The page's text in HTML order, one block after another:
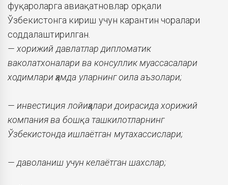
фуқароларга авиақатновлар орқали
Ўзбекистонга кириш учун карантин чоралари
соддалаштирилган.
— хорижий давлатлар дипломатик
ваколатхоналари ва консуллик муассасалари
ходимлари ҳамда уларнинг оила аъзолари;
— инвестиция лойиҳалари доирасида хорижий
компания ва бошқа ташкилотларнинг
Ўзбекистонда ишлаётган мутахассислари;
— даволаниш учун келаётган шахслар;